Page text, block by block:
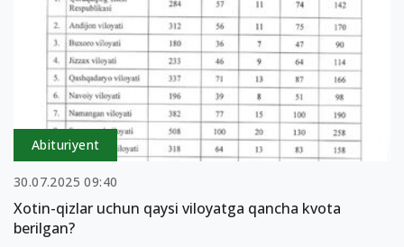
Abituriyent
30.07.2025 09:40
Xotin-qizlar uchun qaysi viloyatga qancha kvota
berilgan?